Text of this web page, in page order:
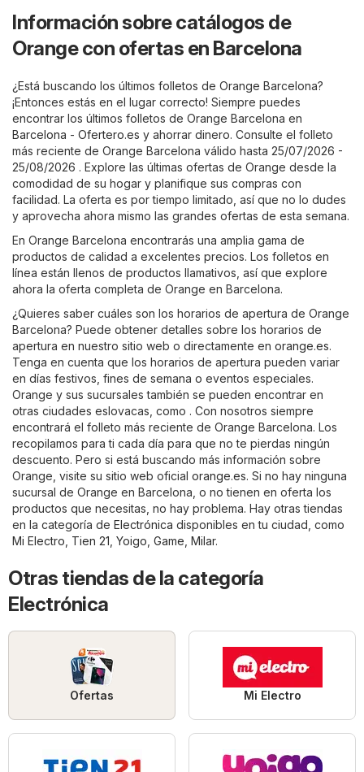
Información sobre catálogos de
Orange con ofertas en Barcelona
¿Está buscando los últimos folletos de Orange Barcelona?
¡Entonces estás en el lugar correcto! Siempre puedes
encontrar los últimos folletos de Orange Barcelona en
Barcelona - Ofertero.es y ahorrar dinero. Consulte el folleto
más reciente de Orange Barcelona válido hasta 25/07/2026 -
25/08/2026 . Explore las últimas ofertas de Orange desde la
comodidad de su hogar y planifique sus compras con
facilidad. La oferta es por tiempo limitado, así que no lo dudes
y aprovecha ahora mismo las grandes ofertas de esta semana.
En Orange Barcelona encontrarás una amplia gama de
productos de calidad a excelentes precios. Los folletos en
línea están llenos de productos llamativos, así que explore
ahora la oferta completa de Orange en Barcelona.
¿Quieres saber cuáles son los horarios de apertura de Orange
Barcelona? Puede obtener detalles sobre los horarios de
apertura en nuestro sitio web o directamente en orange.es.
Tenga en cuenta que los horarios de apertura pueden variar
en días festivos, fines de semana o eventos especiales.
Orange y sus sucursales también se pueden encontrar en
otras ciudades eslovacas, como . Con nosotros siempre
encontrará el folleto más reciente de Orange Barcelona. Los
recopilamos para ti cada día para que no te pierdas ningún
descuento. Pero si está buscando más información sobre
Orange, visite su sitio web oficial orange.es. Si no hay ninguna
sucursal de Orange en Barcelona, o no tienen en oferta los
productos que necesitas, no hay problema. Hay otras tiendas
en la categoría de Electrónica disponibles en tu ciudad, como
Mi Electro Tien 21 Yoigo Game Milar.
Otras tiendas de la categoría
Electrónica
Ofertas Mi Electro